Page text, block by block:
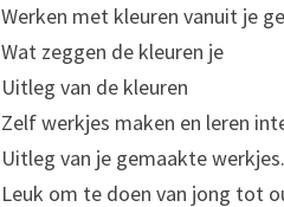
Werken met kleuren vanuit je
Wat zeggen de kleuren je
Uitleg van de kleuren
Zelf werkjes maken en leren
Uitleg van je gemaakte werkjes.
Leuk om te doen van jong tot